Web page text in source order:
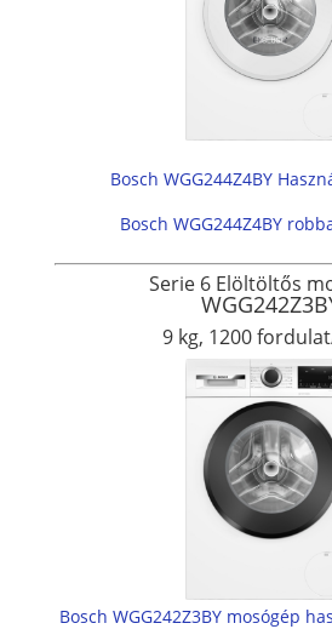
Bosch WGG244Z4BY
Bosch WGG244Z4BY
Serie 6 Elöltöltős
9 kg, 1200
Bosch WGG242Z3BY mosógép